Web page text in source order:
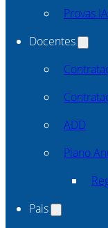
Provas
Docentes
ADD
Plano
Pais